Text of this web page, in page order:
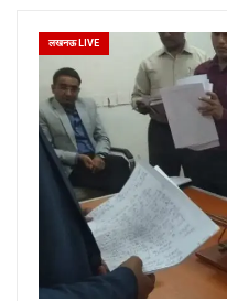
लखनऊ LIVE